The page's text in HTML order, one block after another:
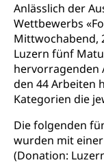
Anlässlich der
Wettbewerbs
Mittwochabend,
Luzern fünf
hervorragenden
den 44 Arbeiten
Kategorien die
Die folgenden
wurden mit
(Donation:
Museen,
Kunst
Kulturpolitik,
kulturelles
Förderung,
Werkbeitrag,
Bildende Kunst,
Musik,
Filmförderung,